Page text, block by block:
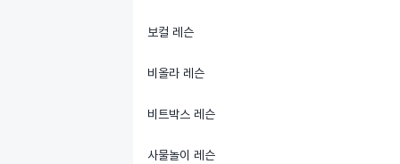
보컬 레슨
비올라 레슨
비트박스 레슨
사물놀이 레슨